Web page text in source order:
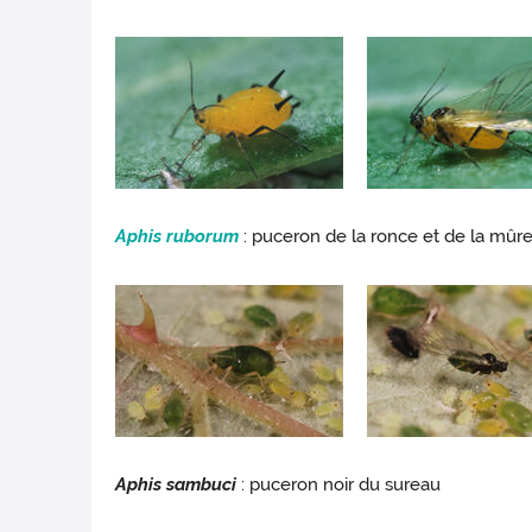
Aphis ruborum : puceron de la ronce et de la
Aphis sambuci: puceron noir du sureau